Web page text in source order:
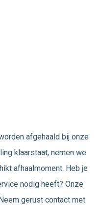
afgehaald bij onze
klaarstaat, nemen we
afhaalmoment. Heb je
nodig heeft? Onze
gerust contact met